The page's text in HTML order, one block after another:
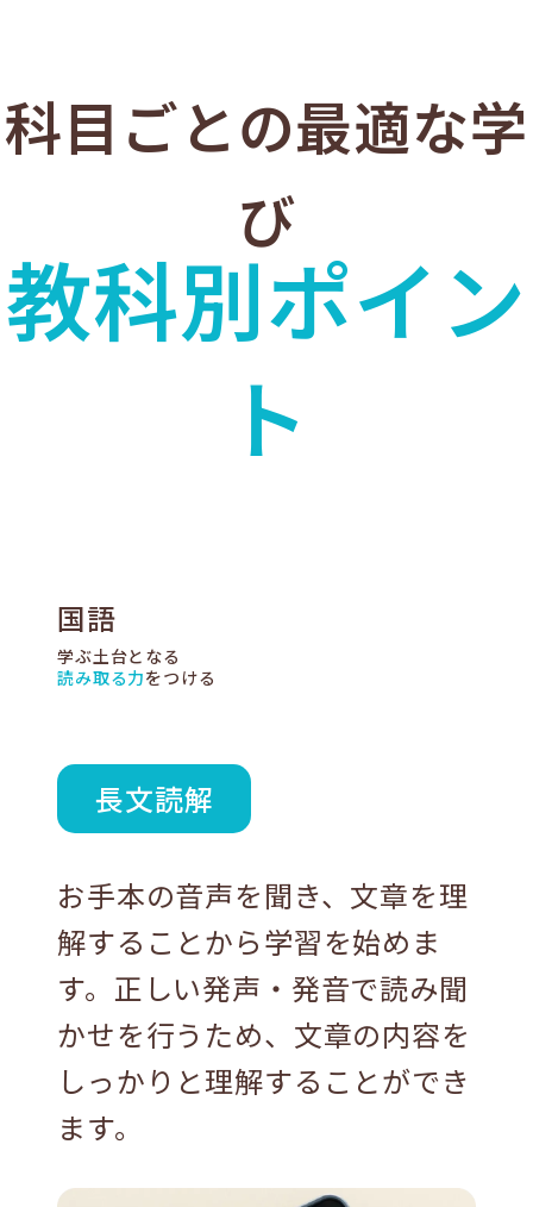
科目ごとの最適な学
び
教科別ポイン
ト
国語
学ぶ土台となる
読み取る力をつける
長文読解
お手本の音声を聞き、文章を理
解することから学習を始めま
す。正しい発声・発音で読み聞
かせを行うため、文章の内容を
しっかりと理解することができ
ます。